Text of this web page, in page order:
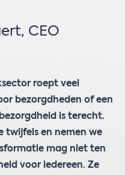
CEO
roept veel
bezorgdheden of een
is terecht.
twijfels en nemen we
mag niet ten
voor iedereen. Ze